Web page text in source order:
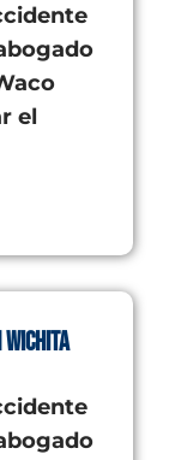
el
Wichita